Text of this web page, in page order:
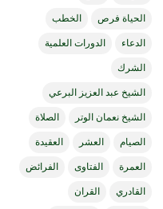
الحياة فرص الخطب
الدعاء الدورات العلمية
الشرك
الشيخ عبد العزيز البرعي
الشيخ نعمان الوتر الصلاة
الصيام العشر العقيدة
العمرة الفتاوى الفرائض
القادري القران